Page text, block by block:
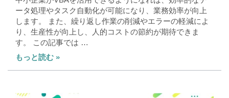
ータ処理やタスク自動化が可能になり、業務効率が向上
します。 また、繰り返し作業の削減やエラーの軽減によ
り、生産性が向上し、人的コストの節約が期待できま
す。 この記事では …
もっと読む »